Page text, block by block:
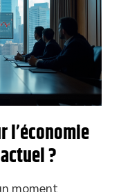
l’économie
?
moment